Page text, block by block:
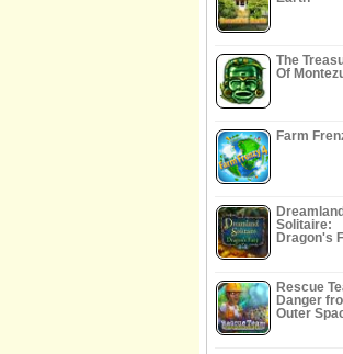
The
Of
Farm
Dreamland
Solitaire:
Dragon's
Rescue
Danger
Outer